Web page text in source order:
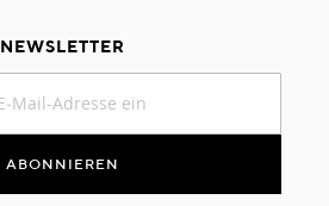
NEWSLETTER
ABONNIEREN